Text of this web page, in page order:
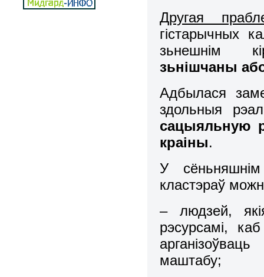
Другая
гістарычных
зьнешнім
зьнішчаны
Адбылася
здольныя
сацыяльную
краіны.
У
кластэраў
– людзей,
рэсурсамі,
маштабу;